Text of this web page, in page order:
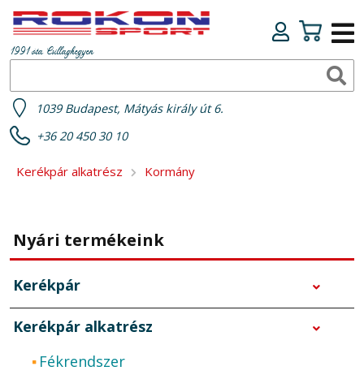
1991 óta Csillaghegyen
1039 Budapest, Mátyás király út 6.
+36 20 450 30 10
Kerékpár alkatrész Kormány
Nyári termékeink
Kerékpár
Kerékpár alkatrész
Fékrendszer